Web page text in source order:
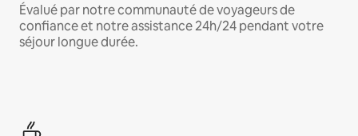
Évalué par notre communauté de voyageurs de
confiance et notre assistance 24h/24 pendant votre
séjour longue durée.